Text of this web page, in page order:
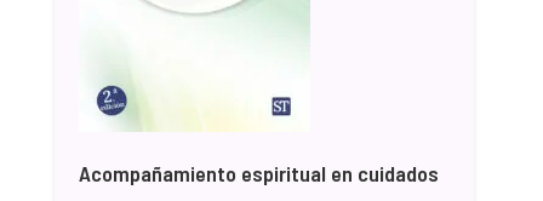
Acompañamiento espiritual en cuidados